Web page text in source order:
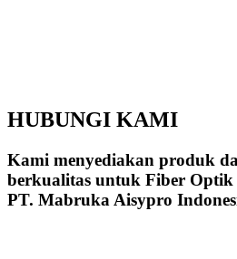
HUBUNGI KAMI
Kami menyediakan produk
berkualitas untuk Fiber Optik
PT. Mabruka Aisypro